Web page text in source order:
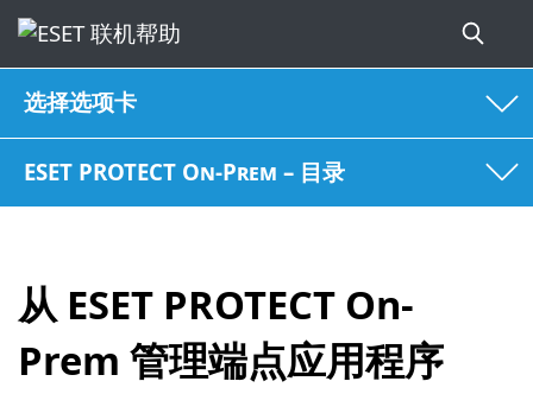
选择选项卡
ESET PROTECT On-Prem – 目录
从 ESET PROTECT On-
Prem 管理端点应用程序